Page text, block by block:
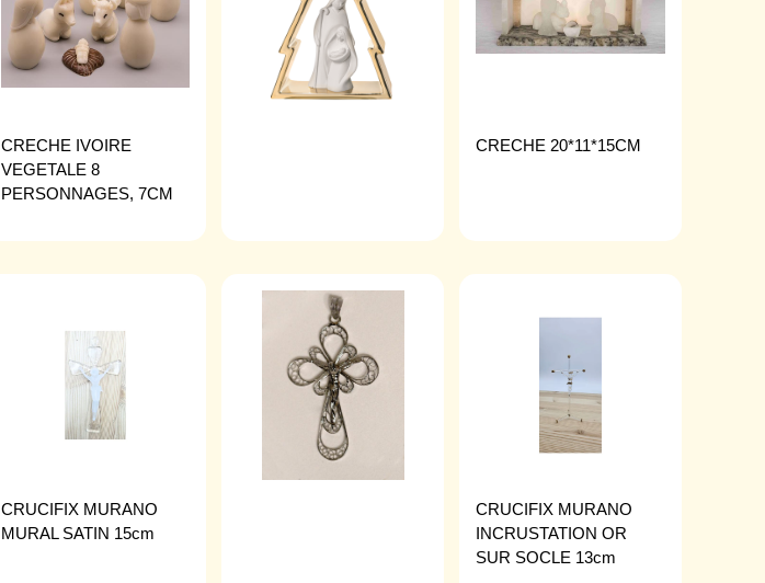
CRECHE IVOIRE
VEGETALE 8
PERSONNAGES, 7CM
CRECHE 20*11*15CM
CRUCIFIX MURANO
MURAL SATIN 15cm
CRUCIFIX MURANO
INCRUSTATION OR
SUR SOCLE 13cm